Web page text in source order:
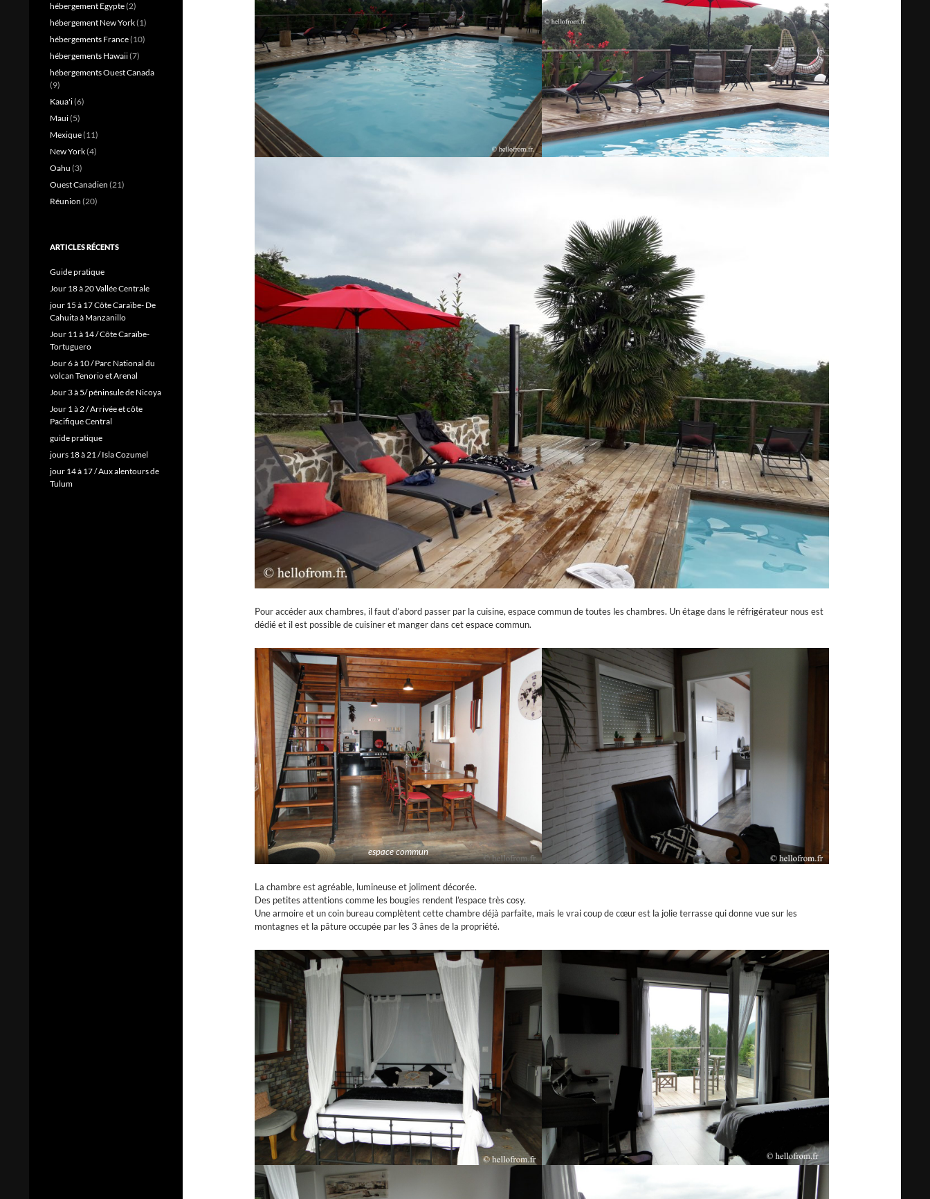
Pour accéder aux chambres, il faut d’abord passer par la cuisine, espace commun de toutes les chambres. Un étage dans le réfrigérateur nous est
dédié et il est possible de cuisiner et manger dans cet espace commun.
espace commun
La chambre est agréable, lumineuse et joliment décorée.
Des petites attentions comme les bougies rendent l’espace très cosy.
Une armoire et un coin bureau complètent cette chambre déjà parfaite, mais le vrai coup de cœur est la jolie terrasse qui donne vue sur les
montagnes et la pâture occupée par les 3 ânes de la propriété.
hébergement Egypte(2)
hébergement New York(1)
hébergements France(10)
hébergements Hawaii(7)
hébergements Ouest Canada
(9)
Kaua'i(6)
Maui(5)
Mexique(11)
New York(4)
Oahu (3)
Ouest Canadien (21)
Réunion (20)
ARTICLES RÉCENTS
Guide pratique
Jour 18 à 20 Vallée Centrale
jour 15 à 17 Côte Caraïbe- De
Cahuita à Manzanillo
Jour 11 à 14 / Côte Caraïbe-
Tortuguero
Jour 6 à 10 / Parc National du
volcan Tenorio et Arenal
Jour 3 à 5/ péninsule de Nicoya
Jour 1 à 2 / Arrivée et côte
Pacifique Central
guide pratique
jours 18 à 21 / Isla Cozumel
jour 14 à 17 / Aux alentours de
Tulum